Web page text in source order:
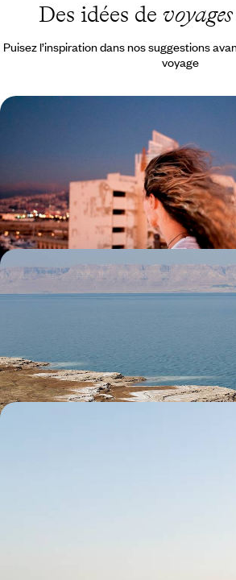
Des idées de
Puisez l’inspiration dans nos suggestions
voyage
City-Break à Beyrouth - Éloge
Quelques jours pour apprivoiser la capitale à
cuisine
5 jours, de CHF 1800 à CHF 2400
Du Liban à la Jordanie - Sites
civilisations
12 jours, de CHF 2900 à CHF 4000